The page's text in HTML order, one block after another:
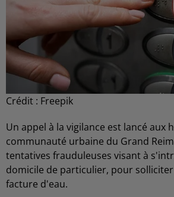
Crédit : Freepik
Un appel à la vigilance est lancé aux
communauté urbaine du Grand
tentatives frauduleuses visant à
domicile de particulier, pour
facture d'eau.